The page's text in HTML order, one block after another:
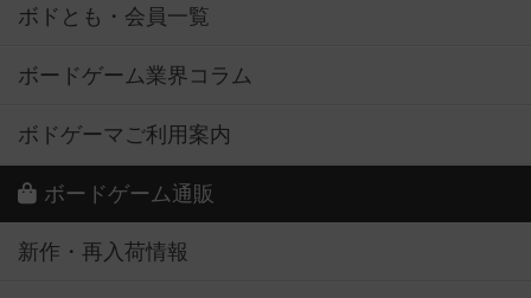
ボドとも・会員一覧
ボードゲーム業界コラム
ボドゲーマご利用案内
ボードゲーム通販
新作・再入荷情報